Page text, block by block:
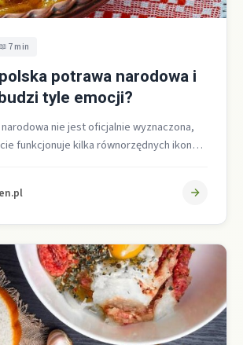
7 min
potrawa narodowa i
tyle emocji?
nie jest oficjalnie wyznaczona,
funkcjonuje kilka równorzędnych ikon